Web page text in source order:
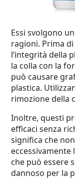
Essi svolgono
ragioni. Prima
l’integrità della
la colla con la
può causare
plastica.
rimozione della
Inoltre, questi
efficaci senza
significa che
che può essere
dannoso per la